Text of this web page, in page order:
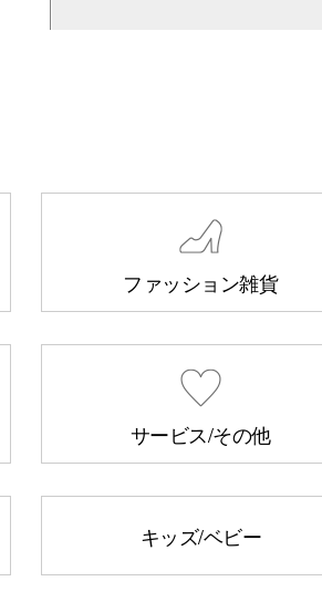
ファッション雑貨
サービス/その他
キッズ/ベビー